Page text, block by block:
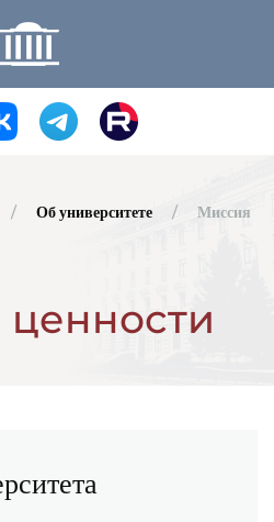
Об университете
Миссия